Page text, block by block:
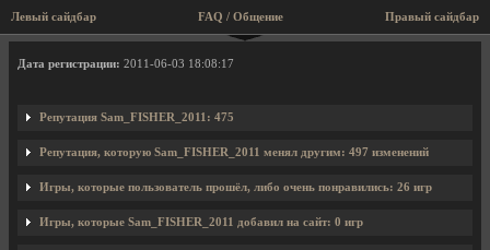
Левый сайдбар Правый сайдбар
FAQ / Общение
Профиль пользователя Sam_FISHER_2011
Дата регистрации: 2011-06-03 18:08:17
Репутация Sam_FISHER_2011: 475
Репутация, которую Sam_FISHER_2011 менял другим: 497 изменений
Игры, которые пользователь прошёл, либо очень понравились: 26 игр
Игры, которые Sam_FISHER_2011 добавил на сайт: 0 игр